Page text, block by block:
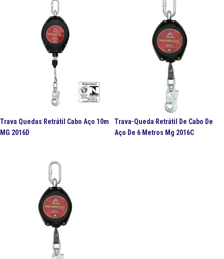
Trava Quedas Retrátil Cabo Aço 10m
MG 2016D
Trava-Queda Retrátil De Cabo De
Aço De 6 Metros Mg 2016C